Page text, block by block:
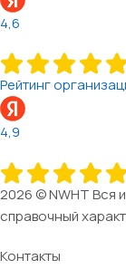
4,6
Рейтинг
4,9
2026 © NWHT Вся
справочный
Контакты